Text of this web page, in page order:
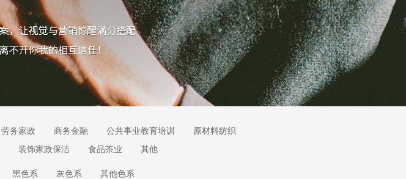
劳务家政 商务金融 公共事业教育培训
原材料纺织
装饰家政保洁 食品茶业 其他
黑色系 灰色系 其他色系